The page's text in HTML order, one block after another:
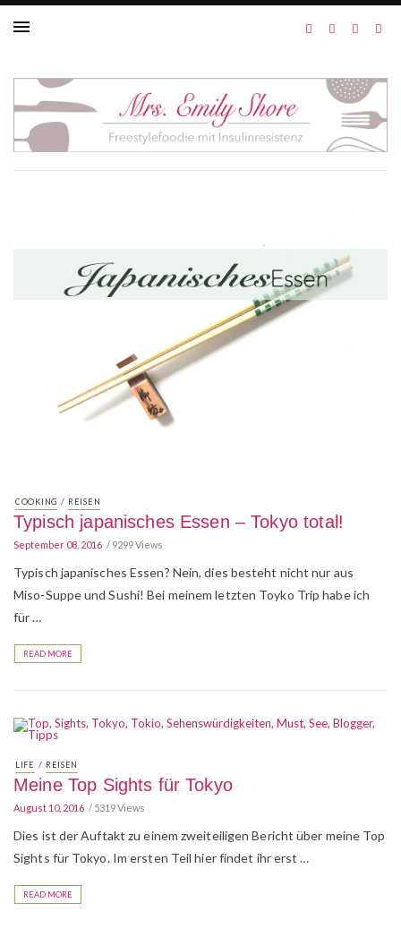
COOKING / REISEN
Typisch japanisches Essen – Tokyo total!
September 08, 2016 9299 Views
Typisch japanisches Essen? Nein, dies besteht nicht nur aus
Miso-Suppe und Sushi! Bei meinem letzten Toyko Trip habe ich
für …
READ MORE
LIFE / REISEN
Meine Top Sights für Tokyo
August 10, 2016 5319 Views
Dies ist der Auftakt zu einem zweiteiligen Bericht über meine Top
Sights für Tokyo. Im ersten Teil hier findet ihr erst …
READ MORE